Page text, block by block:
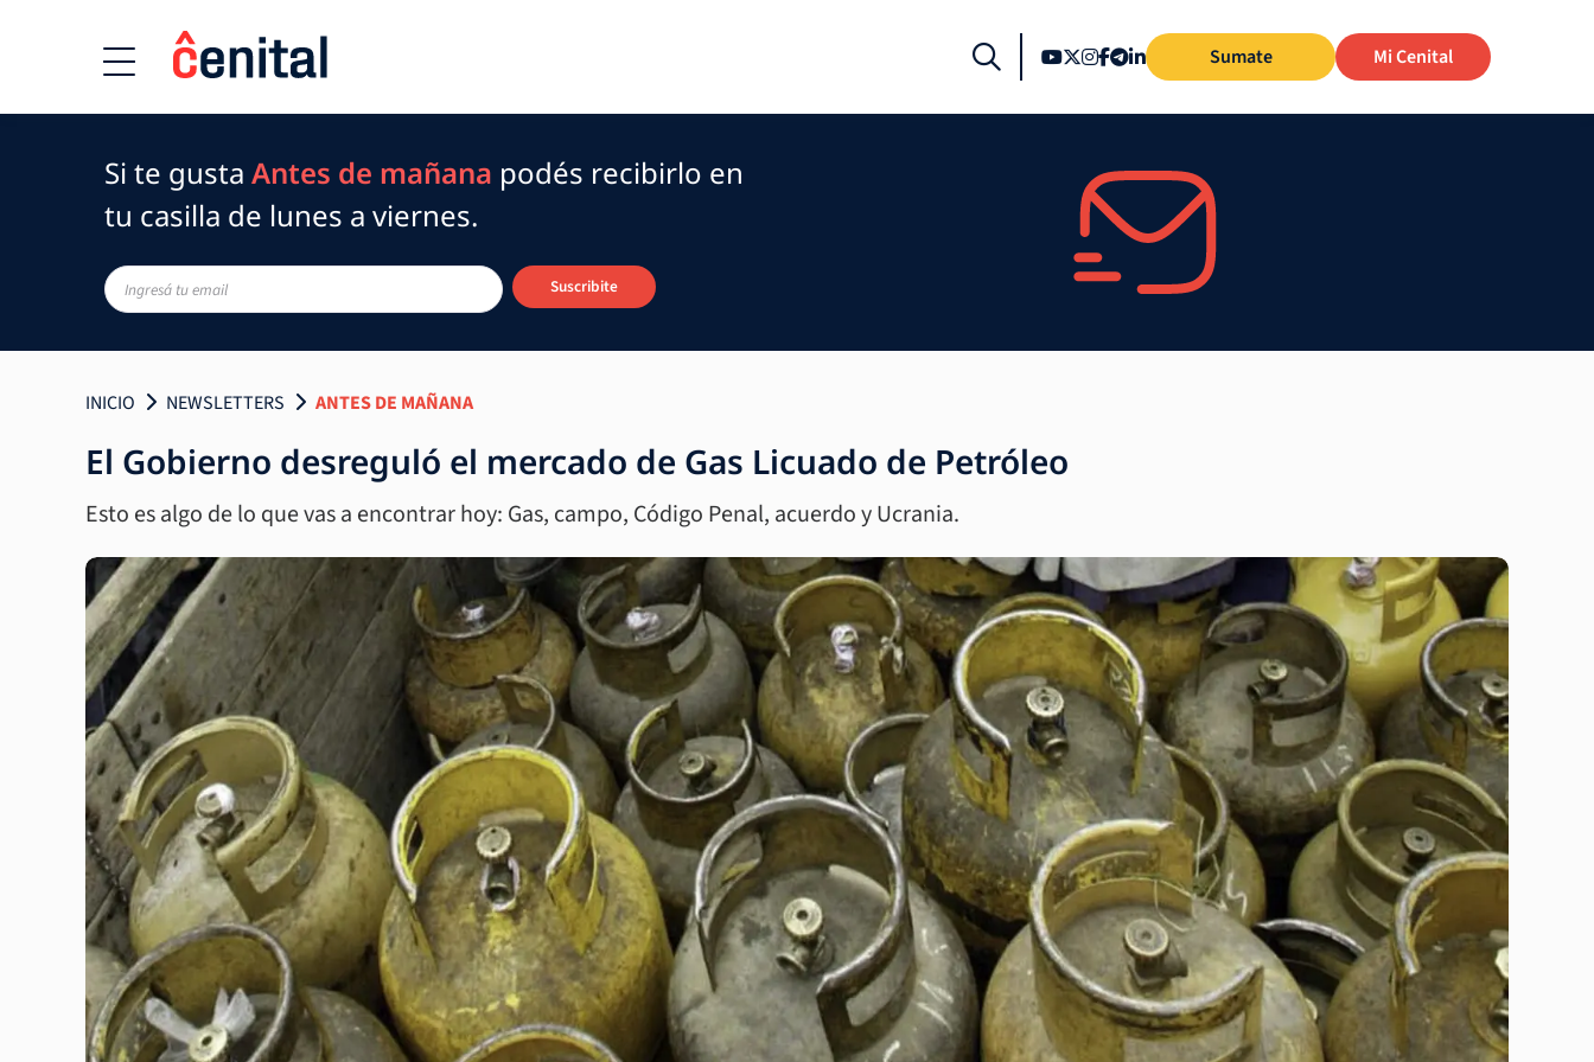
Sumate Mi Cenital
Si te gusta Antes de mañana podés recibirlo en
tu casilla de lunes a viernes.
Suscribite
INICIO NEWSLETTERS ANTES DE MAÑANA
El Gobierno desreguló el mercado de Gas Licuado de Petróleo
Esto es algo de lo que vas a encontrar hoy: Gas, campo, Código Penal, acuerdo y Ucrania.